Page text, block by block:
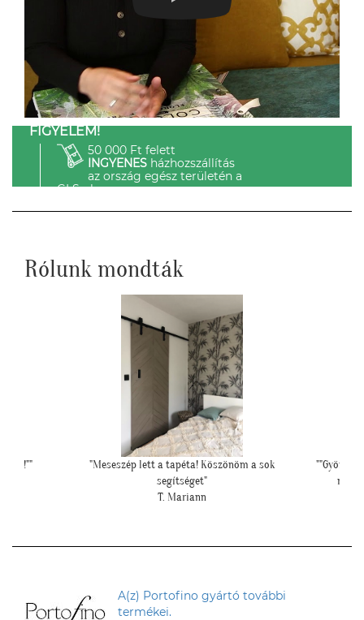
FIGYELEM!
50 000 Ft felett
INGYENESházhozszállítás
az ország egész területén a
GLS-el.
Rólunk mondták
""Gyönyörűek a tapéták. A szakember is boldog volt,
mivel tényleg könnyű volt feltenni, magas
minőségüknek köszönhetően!""
A(z) Portofino gyártó további
termékei.